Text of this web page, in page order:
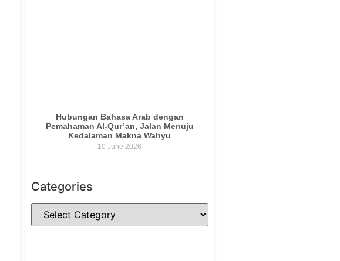
Hubungan Bahasa Arab dengan
Pemahaman Al-Qur’an, Jalan Menuju
Kedalaman Makna Wahyu
10 June 2026
Categories